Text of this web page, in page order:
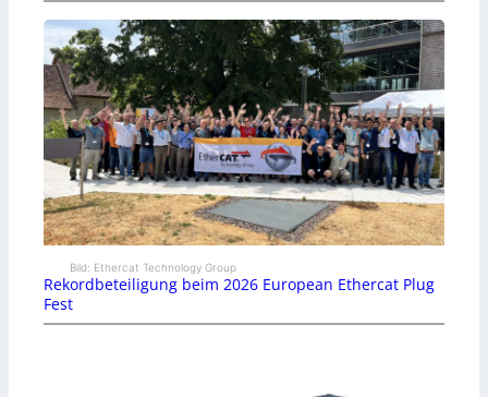
Bild: Ethercat Technology Group
Rekordbeteiligung beim 2026 European Ethercat Plug
Fest